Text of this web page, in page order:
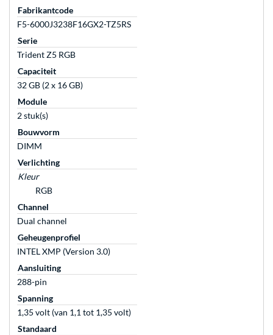
Fabrikantcode
F5-6000J3238F16GX2-TZ5RS
Serie
Trident Z5 RGB
Capaciteit
32 GB (2 x 16 GB)
Module
2 stuk(s)
Bouwvorm
DIMM
Verlichting
Kleur
RGB
Channel
Dual channel
Geheugenprofiel
INTEL XMP (Version 3.0)
Aansluiting
288-pin
Spanning
1,35 volt (van 1,1 tot 1,35 volt)
Standaard